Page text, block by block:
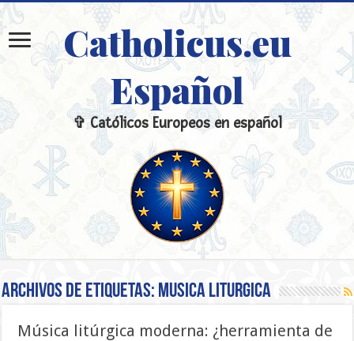
Catholicus.eu
Español
✞ Católicos Europeos en español
Archivos de etiquetas: Musica liturgica
Música litúrgica moderna: ¿herramienta de